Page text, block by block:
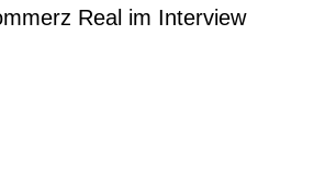
Real im Interview